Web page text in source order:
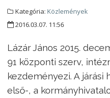
Kategória: Közlemények
2016.03.07. 11:56
Lázár János 2015.
91 központi szerv,
kezdeményezi. A járási
első-, a